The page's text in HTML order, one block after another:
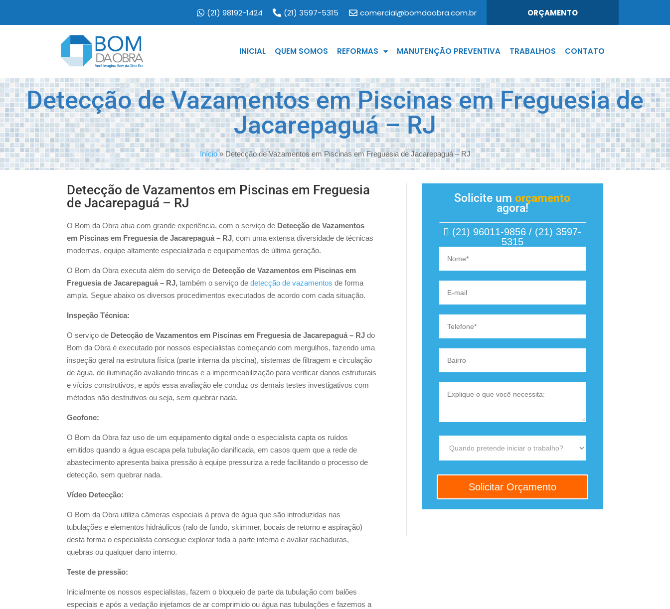
(21) 98192-1424 (21) 3597-5315 comercial@bomdaobra.com.br ORÇAMENTO
INICIAL QUEM SOMOS REFORMAS MANUTENÇÃO PREVENTIVA TRABALHOS CONTATO
Detecção de Vazamentos em Piscinas em Freguesia de
Jacarepaguá – RJ
Início»Detecção de Vazamentos em Piscinas em Freguesia de Jacarepaguá – RJ
Detecção de Vazamentos em Piscinas em Freguesia
de Jacarepaguá – RJ
O Bom da Obra atua com grande experiência, com o serviço de Detecção de Vazamentos
em Piscinas em Freguesia de Jacarepaguá – RJ, com uma extensa diversidade de técnicas
modernas, equipe altamente especializada e equipamentos de última geração.
O Bom da Obra executa além do serviço de Detecção de Vazamentos em Piscinas em
Freguesia de Jacarepaguá – RJ, também o serviço dedetecção de vazamentos de forma
ampla. Segue abaixo os diversos procedimentos executados de acordo com cada situação.
Inspeção Técnica:
O serviço de Detecção de Vazamentos em Piscinas em Freguesia de Jacarepaguá – RJdo
Bom da Obra é executado por nossos especialistas começando com mergulhos, fazendo uma
inspeção geral na estrutura física (parte interna da piscina), sistemas de filtragem e circulação
de água, de iluminação avaliando trincas e a impermeabilização para verificar danos estruturais
e vícios construtivos, e após essa avaliação ele conduz os demais testes investigativos com
métodos não destrutivos ou seja, sem quebrar nada.
Geofone:
O Bom da Obra faz uso de um equipamento digital onde o especialista capta os ruídos
emitidos quando a água escapa pela tubulação danificada, em casos quem que a rede de
abastecimento apresenta baixa pressão à equipe pressuriza a rede facilitando o processo de
detecção, sem quebrar nada.
Vídeo Detecção:
O Bom da Obra utiliza câmeras especiais à prova de água que são introduzidas nas
tubulações e elementos hidráulicos (ralo de fundo, skimmer, bocais de retorno e aspiração)
desta forma o especialista consegue explorar toda a parte interna e avaliar rachaduras,
quebras ou qualquer dano interno.
Teste de pressão:
Inicialmente os nossos especialistas, fazem o bloqueio de parte da tubulação com balões
especiais e após a vedação injetamos de ar comprimido ou água nas tubulações e fazemos a
Solicite umorçamento
agora!
(21) 96011-9856 / (21) 3597-
5315